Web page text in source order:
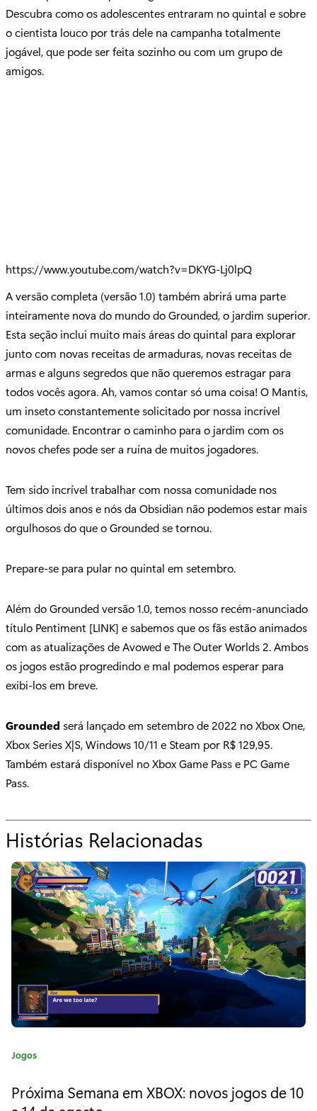
Descubra como os adolescentes entraram no quintal e sobre
o cientista louco por trás dele na campanha totalmente
jogável, que pode ser feita sozinho ou com um grupo de
amigos.
https://www.youtube.com/watch?v=DKYG-Lj0lpQ
A versão completa (versão 1.0) também abrirá uma parte
inteiramente nova do mundo do Grounded, o jardim superior.
Esta seção inclui muito mais áreas do quintal para explorar
junto com novas receitas de armaduras, novas receitas de
armas e alguns segredos que não queremos estragar para
todos vocês agora. Ah, vamos contar só uma coisa! O Mantis,
um inseto constantemente solicitado por nossa incrível
comunidade. Encontrar o caminho para o jardim com os
novos chefes pode ser a ruína de muitos jogadores.
Tem sido incrível trabalhar com nossa comunidade nos
últimos dois anos e nós da Obsidian não podemos estar mais
orgulhosos do que o Grounded se tornou.
Prepare-se para pular no quintal em setembro.
Além do Grounded versão 1.0, temos nosso recém-anunciado
título Pentiment [LINK] e sabemos que os fãs estão animados
com as atualizações de Avowed e The Outer Worlds 2. Ambos
os jogos estão progredindo e mal podemos esperar para
exibi-los em breve.
Grounded será lançado em setembro de 2022 no Xbox One,
Xbox Series X|S, Windows 10/11 e Steam por R$ 129,95.
Também estará disponível no Xbox Game Pass e PC Game
Pass.
Histórias Relacionadas
a
r
a
"
G
o
d
C
e
Jogos
Próxima Semana em XBOX: novos jogos de 10